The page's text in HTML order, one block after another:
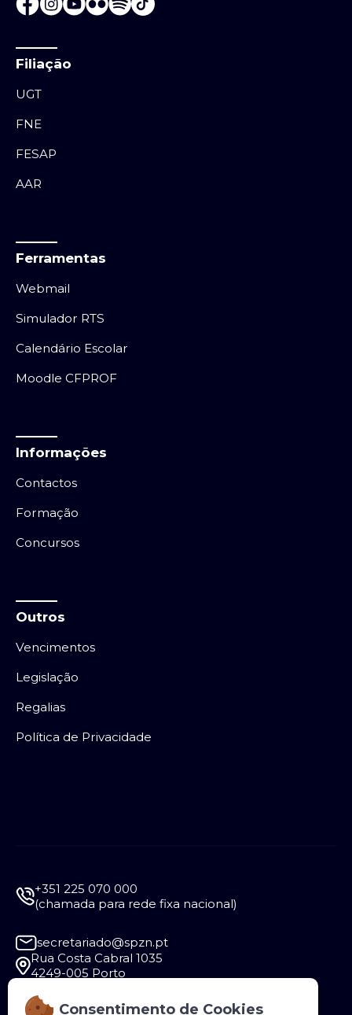
Consentimento de Cookies
Filiação
UGT
FNE
FESAP
AAR
Ferramentas
Webmail
Simulador RTS
Calendário Escolar
Moodle CFPROF
Informações
Contactos
Formação
Concursos
Outros
Vencimentos
Legislação
Regalias
Política de Privacidade
+351 225 070 000
(chamada para rede fixa nacional)
secretariado@spzn.pt
Rua Costa Cabral 1035
4249-005 Porto
Segunda a Sexta - 9:30 às 12:30 e das 14:00 às